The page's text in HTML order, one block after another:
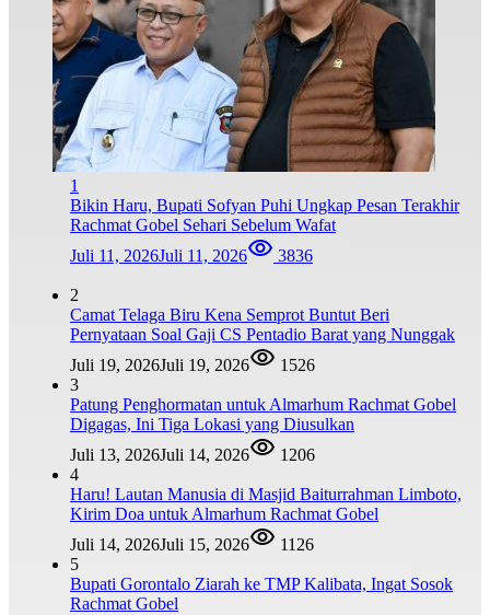
1
Bikin Haru, Bupati Sofyan Puhi Ungkap Pesan Terakhir
Rachmat Gobel Sehari Sebelum Wafat
Juli 11, 2026Juli 11, 2026 3836
2
Camat Telaga Biru Kena Semprot Buntut Beri
Pernyataan Soal Gaji CS Pentadio Barat yang Nunggak
Juli 19, 2026Juli 19, 2026
1526
3
Patung Penghormatan untuk Almarhum Rachmat Gobel
Digagas, Ini Tiga Lokasi yang Diusulkan
Juli 13, 2026Juli 14, 2026
1206
4
Haru! Lautan Manusia di Masjid Baiturrahman Limboto,
Kirim Doa untuk Almarhum Rachmat Gobel
Juli 14, 2026Juli 15, 2026
1126
5
Bupati Gorontalo Ziarah ke TMP Kalibata, Ingat Sosok
Rachmat Gobel